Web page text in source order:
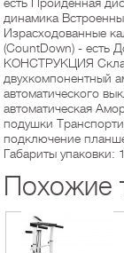
динамика
Израсходованные
(CountDown) - есть
КОНСТРУКЦИЯ
двухкомпонентный
автоматического
автоматическая
подушки
подключение
Габариты упаковки:
Похожие